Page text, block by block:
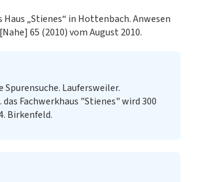
„Stienes“ in Hottenbach. Anwesen
65 (2010) vom August 2010.
Laufersweiler.
Fachwerkhaus "Stienes" wird 300
Birkenfeld.